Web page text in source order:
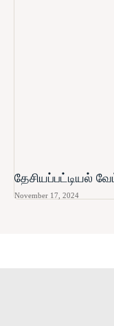
தேசியப்பட்டியல்
November 17, 2024